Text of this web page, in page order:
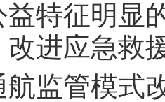
益特征明显
进应急救
管模式改